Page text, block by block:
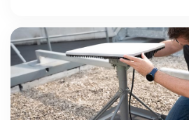
et campagnes de phishing dopées […]